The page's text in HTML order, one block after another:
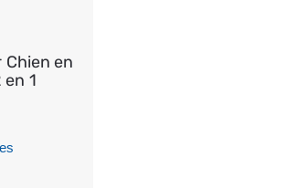
Chien en
1